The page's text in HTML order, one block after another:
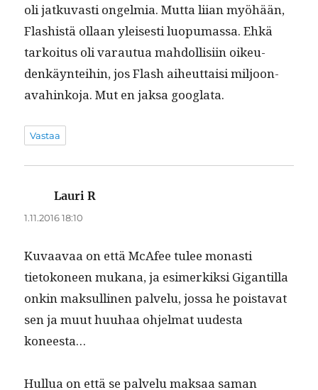
oli jatku­vasti ongelmia. Mut­ta liian myöhään,
Flashistä ollaan yleis­es­ti luop­umas­sa. Ehkä
tarkoi­tus oli varautua mah­dol­lisi­in oikeu­
denkäyn­tei­hin, jos Flash aiheut­taisi miljoon­
avahinko­ja. Mut en jak­sa googlata.
Vastaa
Lauri R
1.11.2016 18:10
Kuvaavaa on että McAfee tulee monas­ti
tietokoneen mukana, ja esimerkik­si Gigan­til­la
onkin mak­sulli­nen palvelu, jos­sa he pois­ta­vat
sen ja muut huuhaa ohjel­mat uud­es­ta
koneesta…
Hul­lua on että se palvelu mak­saa saman